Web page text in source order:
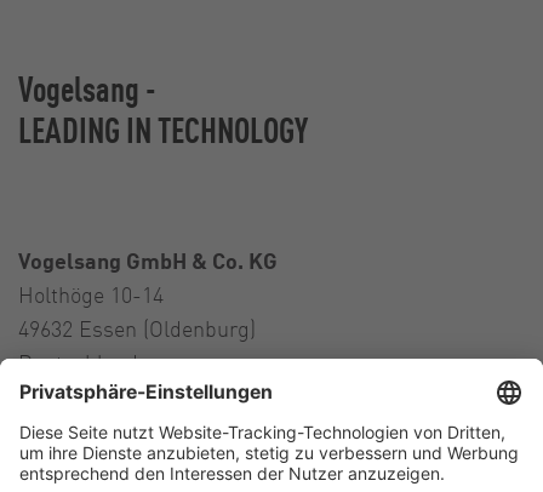
Vogelsang -
LEADING IN TECHNOLOGY
Vogelsang GmbH & Co. KG
Holthöge 10-14
49632 Essen (Oldenburg)
Deutschland
Kontakt
Tel.:+49 5434 83 0